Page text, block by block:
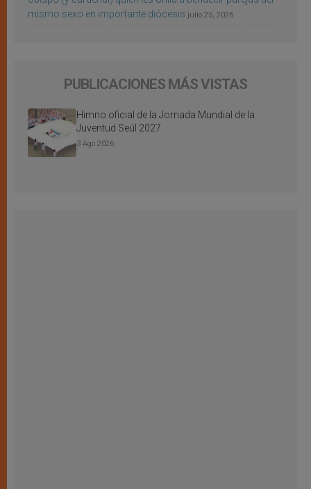
mismo sexo en importante diócesis julio 25, 2026
PUBLICACIONES MÁS VISTAS
Himno oficial de la Jornada Mundial de la
Juventud Seúl 2027
3 Ago 2026